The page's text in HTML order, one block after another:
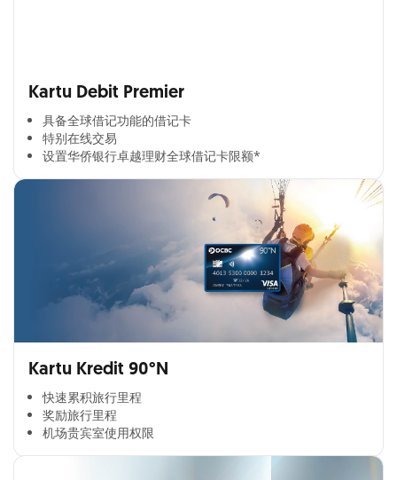
Kartu Debit Premier
具备全球借记功能的借记卡​
特别在线交易​
设置华侨银行卓越理财全球借记卡限额*​
Kartu Kredit 90°N
快速累积旅行里程​
奖励旅行里程​
机场贵宾室使用权限​